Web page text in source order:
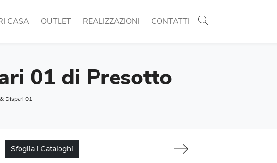
CASA OUTLET REALIZZAZIONI CONTATTI
01 di Presotto
Dispari 01
Sfoglia i Cataloghi